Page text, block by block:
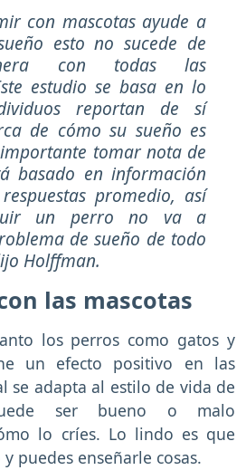
con mascotas ayude a
esto no sucede de
con todas las
estudio se basa en lo
reportan de sí
de cómo su sueño es
tomar nota de
basado en información
promedio, así
un perro no va a
de sueño de todo
Holffman.
las mascotas
los perros como gatos y
un efecto positivo en las
se adapta al estilo de vida de
ser bueno o malo
lo críes. Lo lindo es que
puedes enseñarle cosas.